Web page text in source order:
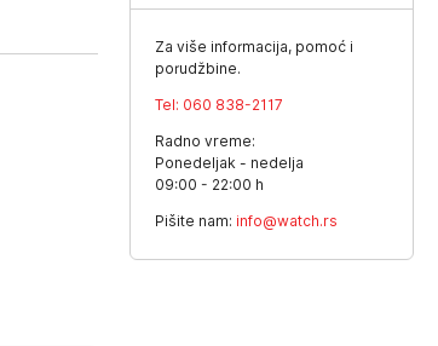
Za više informacija, pomoć i
porudžbine.
Tel: 060 838-2117
Radno vreme:
Ponedeljak - nedelja
09:00 - 22:00 h
Pišite nam: info@watch.rs